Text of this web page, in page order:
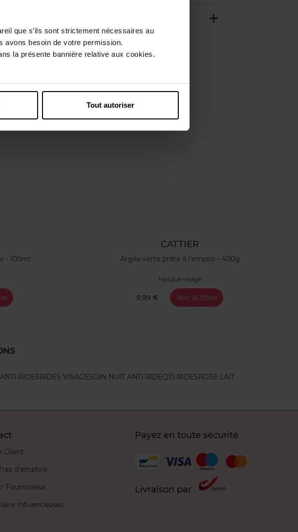
que s’ils sont strictement nécessaires au
avons besoin de votre permission.
la présente bannière relative aux cookies.
Tout autoriser
Argile verte prête à l'emploi - 100ml
CATTIER
Argile verte prête à l'emploi - 400g
Masque visage
9,99 € Voir la fiche
ANTI RIDESRIDES VISAGESOIN NUIT ANTI RIDEQ10 RIDESROSE LAIT
Client
d'emplois
Fournisseur
influenceuses
Payez en toute sécurité
Livraison par